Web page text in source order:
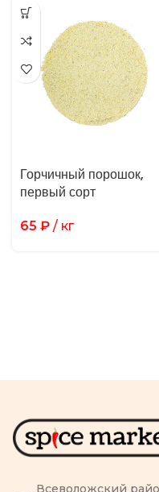
Горчичный порошок,
первый сорт
65 ₽ / кг